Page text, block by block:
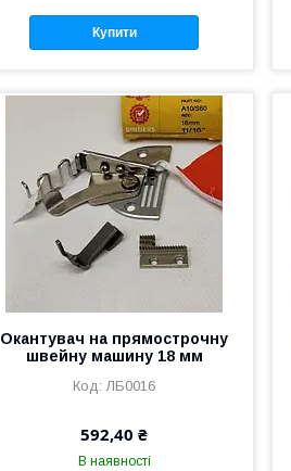
Купити
Окантувач на прямострочну
швейну машину 18 мм
ЛБ0016
592,40 ₴
В наявності